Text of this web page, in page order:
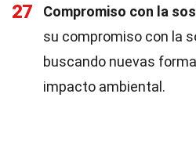
27 Compromiso con la
su compromiso con la
buscando nuevas
impacto ambiental.